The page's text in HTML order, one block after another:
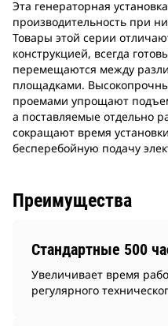
Эта генераторная
производительность при
Товары этой серии
конструкцией, всегда
перемещаются между
площадками.
проемами упрощают
а поставляемые отдельно
сокращают время
бесперебойную подачу
Преимущества
Стандартные 500
Увеличивает время
регулярного